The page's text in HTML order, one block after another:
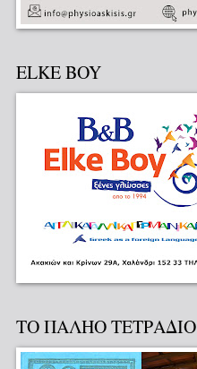
ELKE BOY
ΤΟ ΠΑΛΗΟ ΤΕΤΡΑΔΙΟ